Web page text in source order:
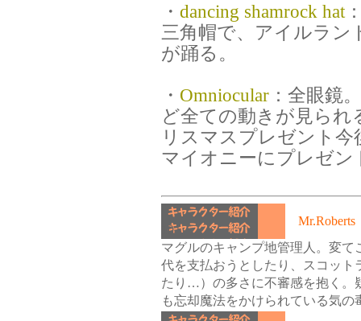
・ dancing shamrock hat
三角帽で、アイルラン
が踊る。
・ Omniocular ：全眼鏡
ど全ての動きが見ら
リスマスプレゼント
マイオニーにプレゼン
10
マグルのキャンプ地管理人。変
代を支払おうとしたり、スコッ
たり…）の多さに不審感を抱く。
も忘却魔法をかけられている気